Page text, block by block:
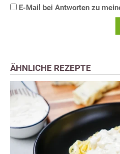
E-Mail bei Antworten zu
ÄHNLICHE REZEPTE